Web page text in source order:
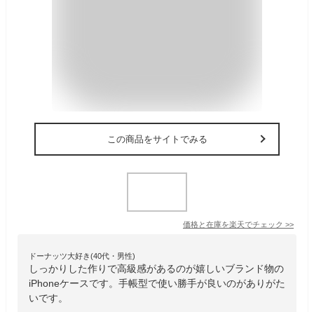
この商品をサイトでみる
価格と在庫を楽天でチェック >>
ドーナッツ大好き(40代・男性)
しっかりした作りで高級感があるのが嬉しいブランド物の
iPhoneケースです。手帳型で使い勝手が良いのがありがた
いです。